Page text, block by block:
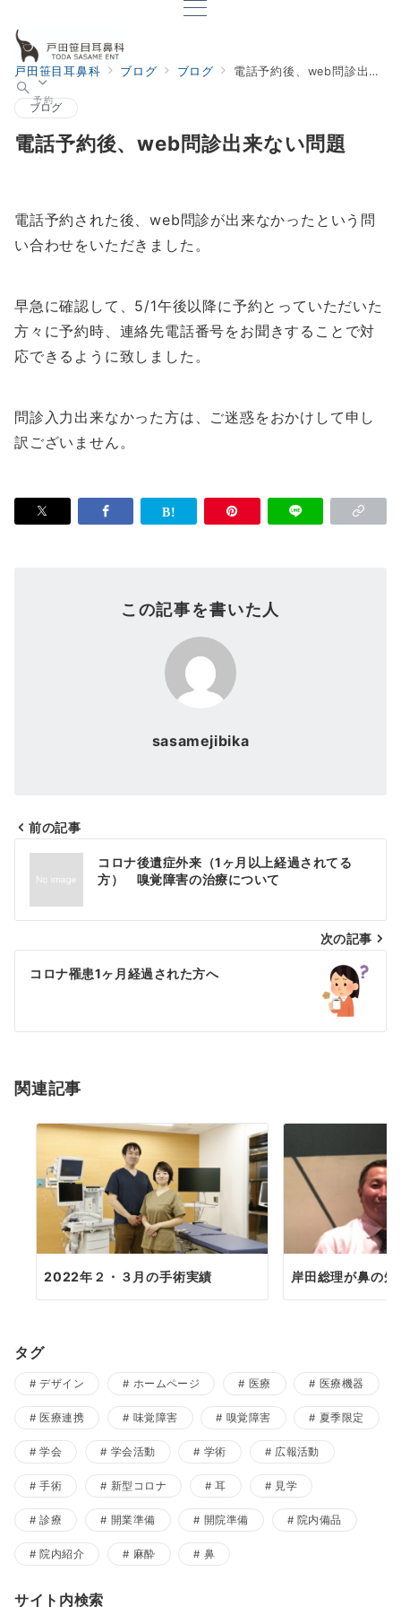
予約
戸田笹目耳鼻科 ブログ ブログ 電話予約後、web問診出来ない問題
ブログ
電話予約後、web問診出来ない問題
電話予約された後、web問診が出来なかったという問
い合わせをいただきました。
早急に確認して、5/1午後以降に予約とっていただいた
方々に予約時、連絡先電話番号をお聞きすることで対
応できるように致しました。
問診入力出来なかった方は、ご迷惑をおかけして申し
訳ございません。
この記事を書いた人
sasamejibika
投
ナ
ビ
ゲ
シ
ン
前の記事
コロナ後遺症外来（1ヶ月以上経過されてる
方） 嗅覚障害の治療について
次の記事
コロナ罹患1ヶ月経過された方へ
関連記事
2022年２・３月の手術実績 岸田総理が鼻の
タグ
デザイン ホームページ 医療 医療機器
医療連携 味覚障害 嗅覚障害 夏季限定
学会 学会活動 学術 広報活動
手術 新型コロナ 耳 見学
診療 開業準備 開院準備 院内備品
院内紹介 麻酔 鼻
サイト内検索